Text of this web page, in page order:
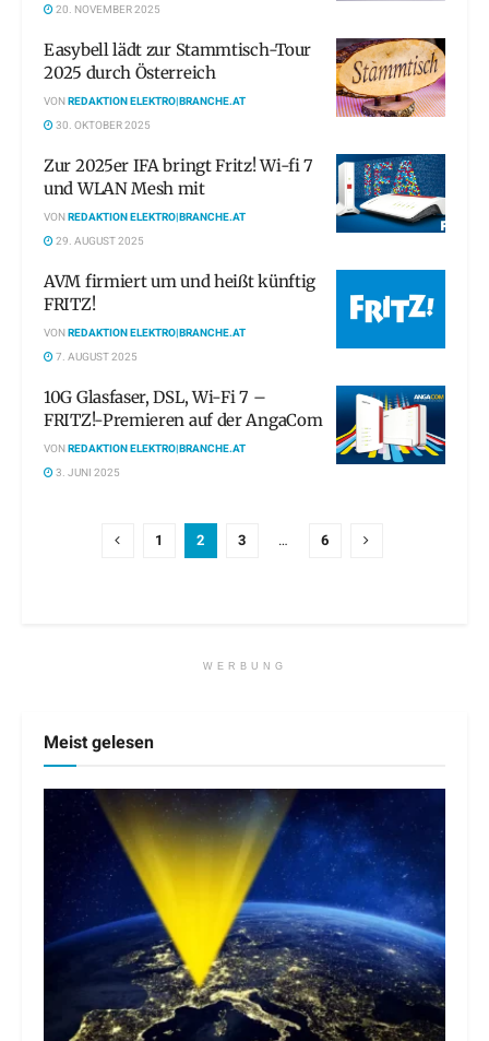
20. NOVEMBER 2025
Easybell lädt zur Stammtisch-Tour
2025 durch Österreich
VONREDAKTION ELEKTRO|BRANCHE.AT
30. OKTOBER 2025
Zur 2025er IFA bringt Fritz! Wi-fi 7
und WLAN Mesh mit
VONREDAKTION ELEKTRO|BRANCHE.AT
29. AUGUST 2025
AVM firmiert um und heißt künftig
FRITZ!
VONREDAKTION ELEKTRO|BRANCHE.AT
7. AUGUST 2025
10G Glasfaser, DSL, Wi-Fi 7 –
FRITZ!-Premieren auf der AngaCom
VONREDAKTION ELEKTRO|BRANCHE.AT
3. JUNI 2025
1 2 3 … 6
WERBUNG
Meist gelesen